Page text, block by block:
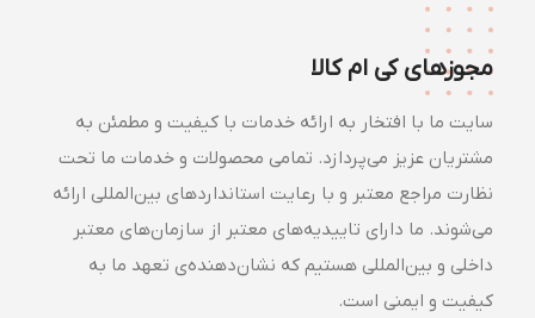
مجوزهای کی ام کالا
سایت ما با افتخار به ارائه خدمات با کیفیت و مطمئن به
مشتریان عزیز می‌پردازد. تمامی محصولات و خدمات ما تحت
نظارت مراجع معتبر و با رعایت استانداردهای بین‌المللی ارائه
می‌شوند. ما دارای تاییدیه‌های معتبر از سازمان‌های معتبر
داخلی و بین‌المللی هستیم که نشان‌دهنده‌ی تعهد ما به
کیفیت و ایمنی است.